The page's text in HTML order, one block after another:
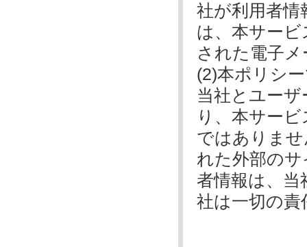
社が利用者情
は、本サー
された電子
(2)本ポリシ
当社とユー
り、本サー
ではありま
れた外部の
者情報は、
社は一切の